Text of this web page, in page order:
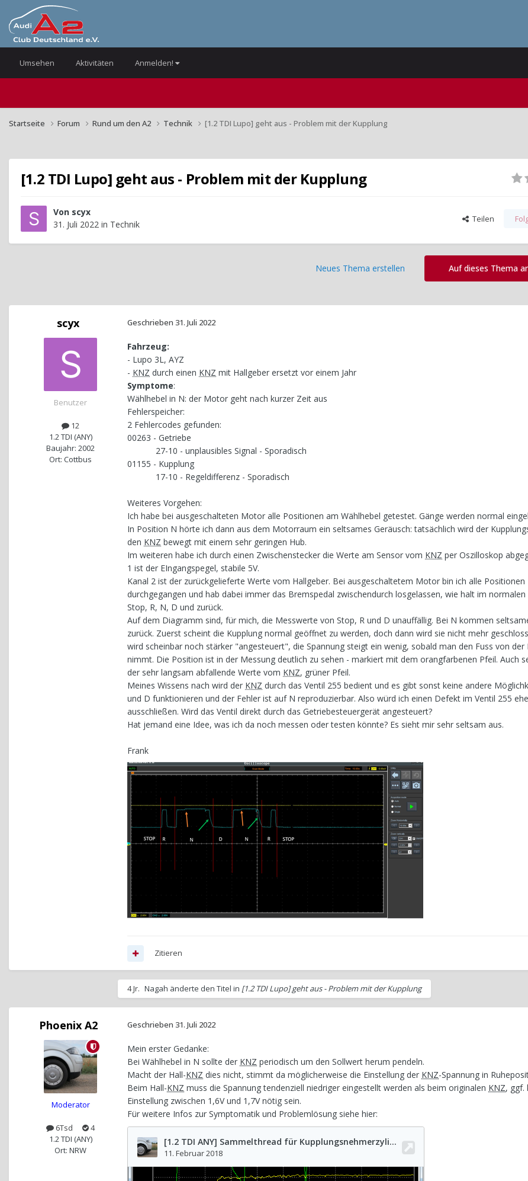
Umsehen Aktivitäten Anmelden!
Startseite Forum Rund um den A2 Technik [1.2 TDI Lupo] geht aus - Problem mit der Kupplung
[1.2 TDI Lupo] geht aus - Problem mit der Kupplung
Von scyx
31. Juli 2022 in Technik Teilen
Auf dieses Thema
Neues Thema erstellen
scyx
Benutzer
12
1.2 TDI (ANY)
Baujahr: 2002
Ort: Cottbus
Geschrieben 31. Juli 2022
Fahrzeug:
- Lupo 3L, AYZ
- KNZ durch einen KNZ mit Hallgeber ersetzt vor einem Jahr
Symptome:
Wählhebel in N: der Motor geht nach kurzer Zeit aus
Fehlerspeicher:
2 Fehlercodes gefunden:
00263 - Getriebe
27-10 - unplausibles Signal - Sporadisch
01155 - Kupplung
17-10 - Regeldifferenz - Sporadisch
Weiteres Vorgehen:
Ich habe bei ausgeschalteten Motor alle Positionen am Wählhebel getestet. Gänge werden normal
In Position N hörte ich dann aus dem Motorraum ein seltsames Geräusch: tatsächlich wird der
den KNZ bewegt mit einem sehr geringen Hub.
Im weiteren habe ich durch einen Zwischenstecker die Werte am Sensor vom KNZ per Oszilloskop
1 ist der EIngangspegel, stabile 5V.
Kanal 2 ist der zurückgelieferte Werte vom Hallgeber. Bei ausgeschaltetem Motor bin ich alle Positionen
durchgegangen und hab dabei immer das Bremspedal zwischendurch losgelassen, wie halt im normalen
Stop, R, N, D und zurück.
Auf dem Diagramm sind, für mich, die Messwerte von Stop, R und D unauffällig. Bei N kommen
zurück. Zuerst scheint die Kupplung normal geöffnet zu werden, doch dann wird sie nicht mehr
wird scheinbar noch stärker "angesteuert", die Spannung steigt ein wenig, sobald man den Fuss von der
nimmt. Die Position ist in der Messung deutlich zu sehen - markiert mit dem orangfarbenen Pfeil. Auch
der sehr langsam abfallende Werte vom KNZ, grüner Pfeil.
Meines Wissens nach wird der KNZ durch das Ventil 255 bedient und es gibt sonst keine andere
und D funktionieren und der Fehler ist auf N reproduzierbar. Also würd ich einen Defekt im Ventil 255
ausschließen. Wird das Ventil direkt durch das Getriebesteuergerät angesteuert?
Hat jemand eine Idee, was ich da noch messen oder testen könnte? Es sieht mir sehr seltsam aus.
Frank
Zitieren
4 Jr. Nagah änderte den Titel in [1.2 TDI Lupo] geht aus - Problem mit der Kupplung
Phoenix A2
Moderator
6Tsd
4
1.2 TDI (ANY)
Ort: NRW
Geschrieben 31. Juli 2022
Mein erster Gedanke:
Bei Wählhebel in N sollte der KNZ periodisch um den Sollwert herum pendeln.
Macht der Hall-KNZ dies nicht, stimmt da möglicherweise die Einstellung der KNZ-Spannung in
Beim Hall-KNZ muss die Spannung tendenziell niedriger eingestellt werden als beim originalen KNZ, ggf.
Einstellung zwischen 1,6V und 1,7V nötig sein.
Für weitere Infos zur Symptomatik und Problemlösung siehe hier: